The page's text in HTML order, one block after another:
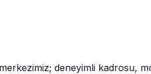
deneyimli kadrosu,